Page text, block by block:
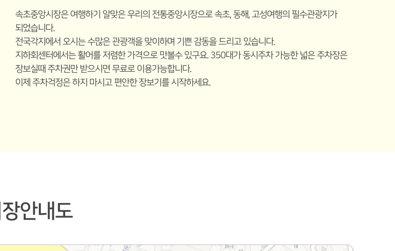
속초중앙시장은 여행하기 알맞은 우리의 전통중앙시장으로 속초, 동해, 고성여행의 필수관광지가
되었습니다.
전국각지에서 오시는 수많은 관광객을 맞이하며 기쁜 감동을 드리고 있습니다.
지하회센터에서는 활어를 저렴한 가격으로 맛볼수 있구요. 350대가 동시주차 가능한 넓은 주차장은
장보실때 주차권만 받으시면 무료로 이용가능합니다.
이제 주차걱정은 하지 마시고 편안한 장보기를 시작하세요.
안내도